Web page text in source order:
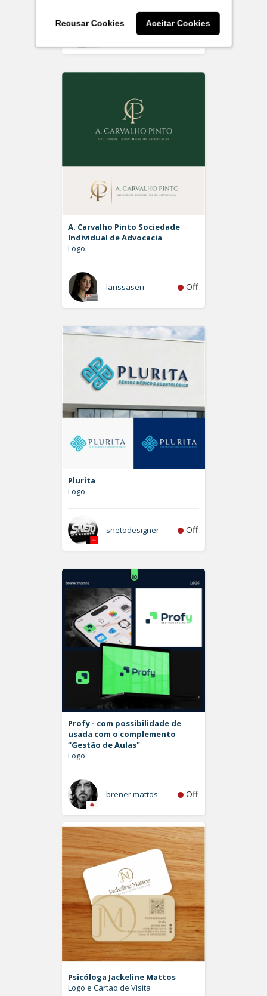
Recusar Cookies Aceitar Cookies
Rdesign SM Off
A. Carvalho Pinto Sociedade
Individual de Advocacia
Logo
larissaserr Off
Plurita
Logo
snetodesigner Off
Profy - com possibilidade de
usada com o complemento
“Gestão de Aulas"
Logo
brener.mattos Off
Psicóloga Jackeline Mattos
Logo e Cartao de Visita